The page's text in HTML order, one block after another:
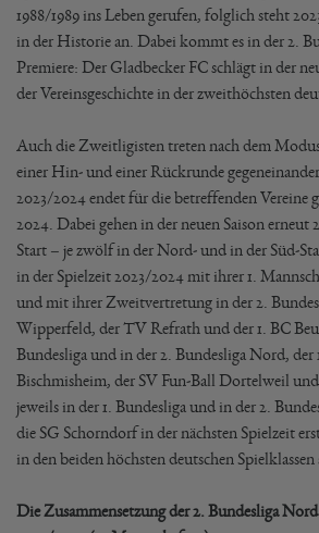
1988/1989 ins Leben gerufen, folglich steht
in der Historie an. Dabei kommt es in der 2.
Premiere: Der Gladbecker FC schlägt in der
der Vereinsgeschichte in der zweithöchsten
Auch die Zweitligisten treten nach dem Modus
einer Hin- und einer Rückrunde
2023/2024 endet für die betreffenden Vereine
2024. Dabei gehen in der neuen Saison erneut
Start – je zwölf in der Nord- und in der Süd-
in der Spielzeit 2023/2024 mit ihrer 1.
und mit ihrer Zweitvertretung in der 2.
Wipperfeld, der TV Refrath und der 1. BC
Bundesliga und in der 2. Bundesliga Nord, der
Bischmisheim, der SV Fun-Ball Dortelweil
jeweils in der 1. Bundesliga und in der 2.
die SG Schorndorf in der nächsten Spielzeit
in den beiden höchsten deutschen Spielklassen
Die Zusammensetzung der 2. Bundesliga